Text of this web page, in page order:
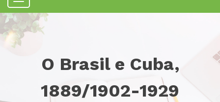
Menú
O Brasil e Cuba,
1889/1902-1929